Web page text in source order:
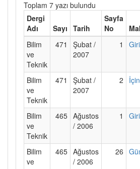
Toplam 7 yazı bulundu
Dergi
Adı
Sayı Tarih
Sayfa
No
Bilim
ve
Teknik
471
Şubat /
2007
1
Bilim
ve
Teknik
471
Şubat /
2007
2
Bilim
ve
Teknik
465 Ağustos
/ 2006
1
Bilim
ve
465 Ağustos
/ 2006
26